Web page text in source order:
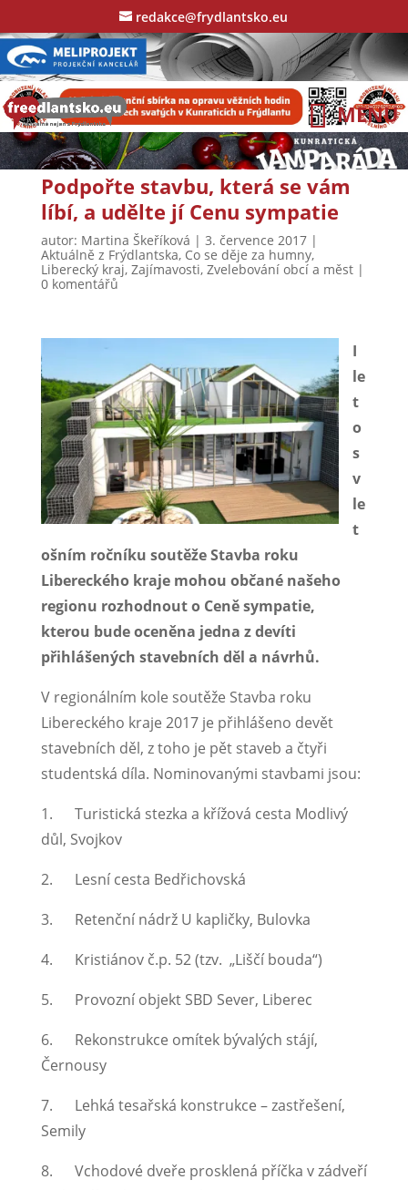
redakce@frydlantsko.eu
Podpořte stavbu, která se vám
líbí, a udělte jí Cenu sympatie
autor: Martina Škeříková | 3. července 2017|
Aktuálně z Frýdlantska, Co se děje za humny,
Liberecký kraj, Zajímavosti, Zvelebování obcí a měst|
0 komentářů
I
le
t
o
s
v
le
t
ošním ročníku soutěže Stavba roku
Libereckého kraje mohou občané našeho
regionu rozhodnout o Ceně sympatie,
kterou bude oceněna jedna z devíti
přihlášených stavebních děl a návrhů.
V regionálním kole soutěže Stavba roku
Libereckého kraje 2017 je přihlášeno devět
stavebních děl, z toho je pět staveb a čtyři
studentská díla. Nominovanými stavbami jsou:
1. Turistická stezka a křížová cesta Modlivý
důl, Svojkov
2. Lesní cesta Bedřichovská
3. Retenční nádrž U kapličky, Bulovka
4. Kristiánov č.p. 52 (tzv. „Liščí bouda“)
5. Provozní objekt SBD Sever, Liberec
6. Rekonstrukce omítek bývalých stájí,
Černousy
7. Lehká tesařská konstrukce – zastřešení,
Semily
8. Vchodové dveře prosklená příčka v zádveří